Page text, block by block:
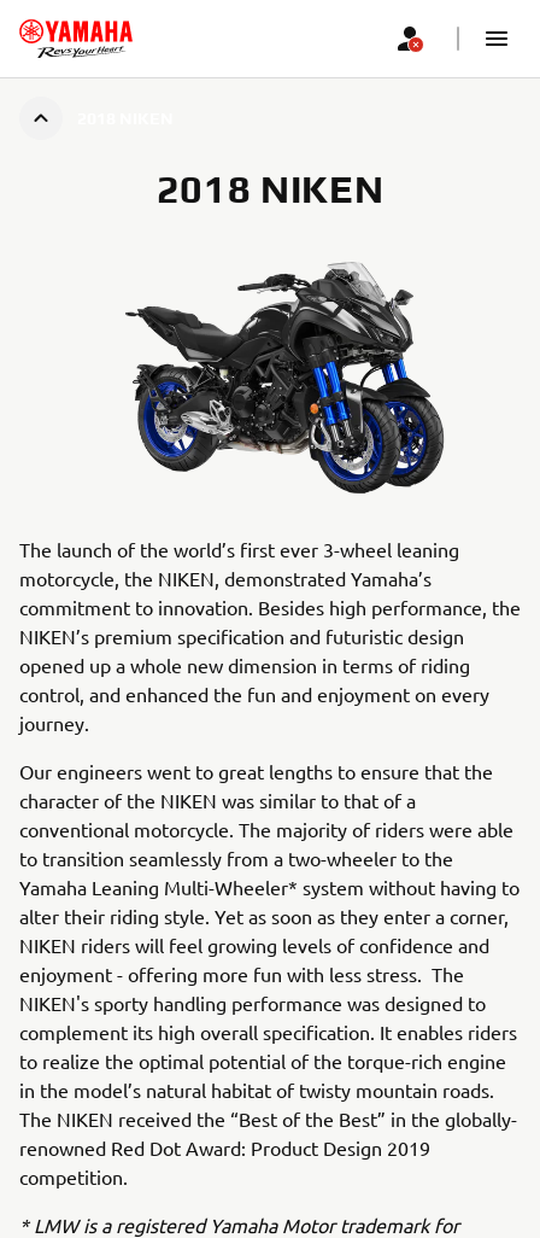
2018 NIKEN
The launch of the world’s first ever 3-wheel leaning
motorcycle, the NIKEN, demonstrated Yamaha’s
commitment to innovation. Besides high performance, the
NIKEN’s premium specification and futuristic design
opened up a whole new dimension in terms of riding
control, and enhanced the fun and enjoyment on every
journey.
Our engineers went to great lengths to ensure that the
character of the NIKEN was similar to that of a
conventional motorcycle. The majority of riders were able
to transition seamlessly from a two-wheeler to the
Yamaha Leaning Multi-Wheeler* system without having to
alter their riding style. Yet as soon as they enter a corner,
NIKEN riders will feel growing levels of confidence and
enjoyment - offering more fun with less stress. The
NIKEN's sporty handling performance was designed to
complement its high overall specification. It enables riders
to realize the optimal potential of the torque-rich engine
in the model’s natural habitat of twisty mountain roads.
The NIKEN received the “Best of the Best” in the globally-
renowned Red Dot Award: Product Design 2019
competition.
* LMW is a registered Yamaha Motor trademark for